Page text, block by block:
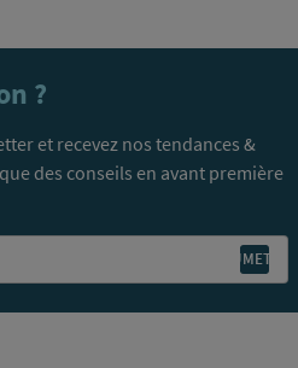
?
et recevez nos tendances &
des conseils en avant première